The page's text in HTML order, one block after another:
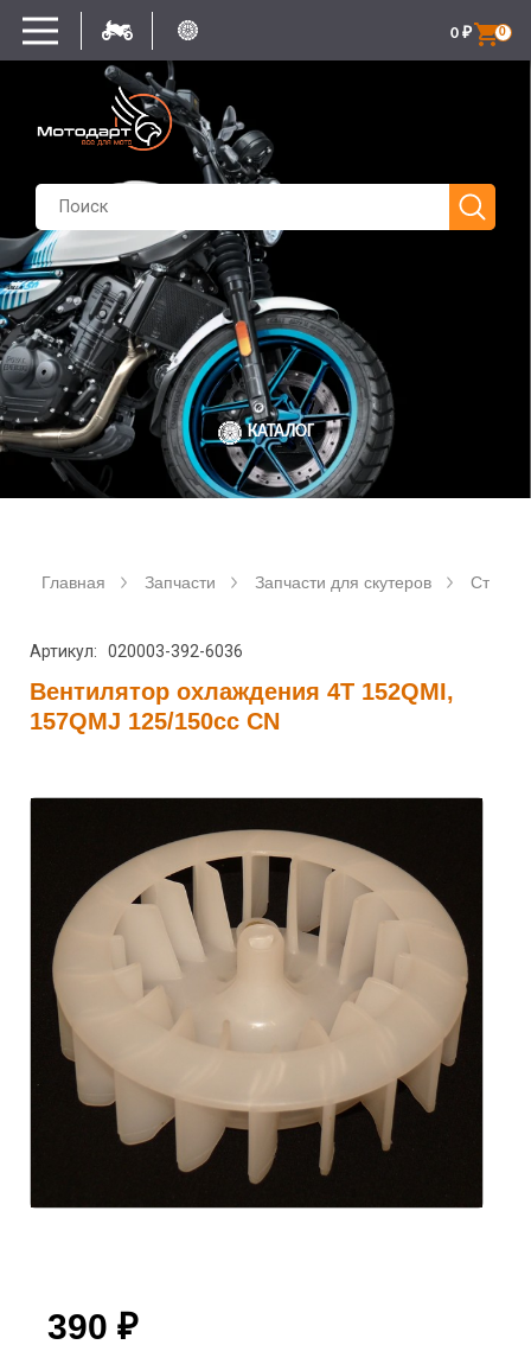
0
0 ₽
КАТАЛОГ
Главная Запчасти Запчасти для скутеров
Артикул: 020003-392-6036
Вентилятор охлаждения 4T 152QMI,
157QMJ 125/150сс CN
390 ₽